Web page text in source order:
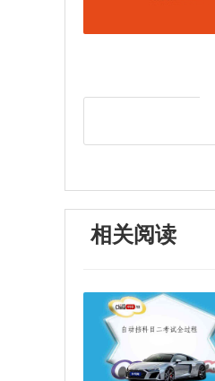
相关阅读